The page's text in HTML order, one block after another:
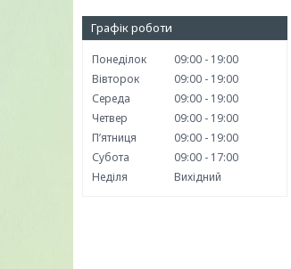
Графік роботи
Понеділок 09:00
19:00
Вівторок
09:00
19:00
Середа
09:00
19:00
Четвер
09:00
19:00
Пʼятниця
09:00
19:00
Субота
09:00
17:00
Неділя
Вихідний